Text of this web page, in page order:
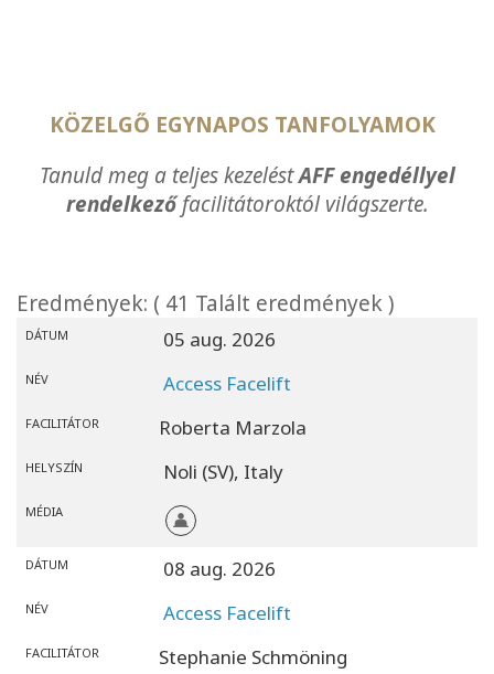
KÖZELGŐ EGYNAPOS TANFOLYAMOK
Tanuld meg a teljes kezeléstAFF engedéllyel
rendelkezőfacilitátoroktól világszerte.
Eredmények: ( 41 Talált eredmények )
DÁTUM 05 aug. 2026
NÉV Access Facelift
FACILITÁTOR Roberta Marzola
HELYSZÍN Noli (SV), Italy
MÉDIA
DÁTUM 08 aug. 2026
NÉV Access Facelift
FACILITÁTOR Stephanie Schmöning